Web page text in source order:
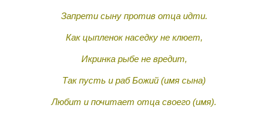
Запрети сыну против отца идти.
Как цыпленок наседку не клюет,
Икринка рыбе не вредит,
Так пусть и раб Божий (имя сына)
Любит и почитает отца своего (имя).